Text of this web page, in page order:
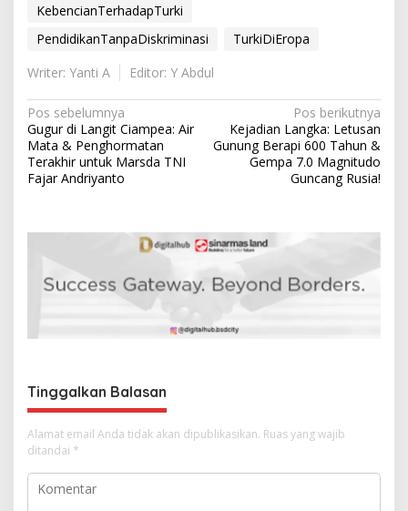
KebencianTerhadapTurki
PendidikanTanpaDiskriminasi
TurkiDiEropa
Writer: Yanti A
Editor: Y Abdul
N
a
v
o
Pos sebelumnya
Gugur di Langit Ciampea: Air
Mata & Penghormatan
Terakhir untuk Marsda TNI
Fajar Andriyanto
Pos berikutnya
Kejadian Langka: Letusan
Gunung Berapi 600 Tahun &
Gempa 7.0 Magnitudo
Guncang Rusia!
Tinggalkan Balasan
Alamat email Anda tidak akan dipublikasikan. Ruas yang wajib
ditandai *